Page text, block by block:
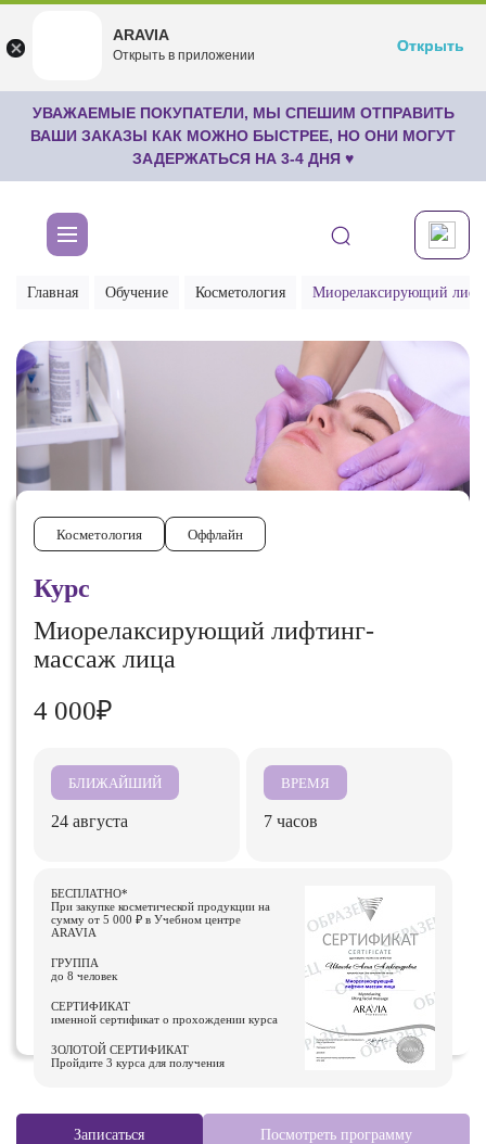
undefined
Бесплатноru.aravia.new
Открыть
УВАЖАЕМЫЕ ПОКУПАТЕЛИ, МЫ СПЕШИМ ОТПРАВИТЬ
ВАШИ ЗАКАЗЫ КАК МОЖНО БЫСТРЕЕ, НО ОНИ МОГУТ
ЗАДЕРЖАТЬСЯ НА 3-4 ДНЯ ♥
Главная Обучение Косметология Миорелаксирующий
Косметология Оффлайн
Курс
Миорелаксирующий лифтинг-
массаж лица
4 000₽
БЛИЖАЙШИЙ
24 августа
ВРЕМЯ
7 часов
БЕСПЛАТНО*
При закупке косметической продукции на
сумму от 5 000 ₽ в Учебном центре
ARAVIA
ГРУППА
до 8 человек
СЕРТИФИКАТ
именной сертификат о прохождении курса
ЗОЛОТОЙ СЕРТИФИКАТ
Пройдите 3 курса для получения
Записаться Посмотреть программу
ARAVIA
Открыть в приложении
Открыть